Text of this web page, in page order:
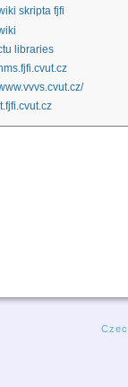
skripta fjfi
libraries